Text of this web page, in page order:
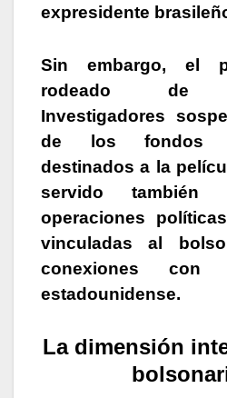
expresidente
Sin embargo, el
rodeado de
Investigadores
de los fondos
destinados a la
servido también
operaciones
vinculadas al
conexiones con
estadounidense.
La dimensión